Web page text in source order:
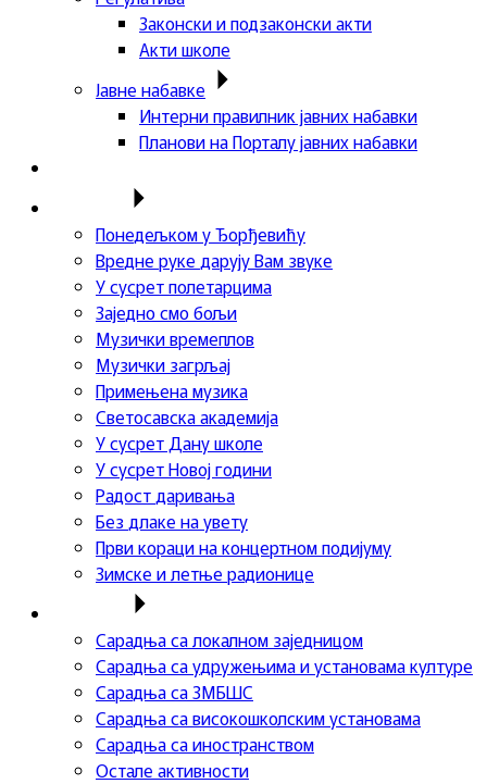
Законски и подзаконски акти
Акти школе
Јавне набавке
Интерни правилник јавних набавки
Планови на Порталу јавних набавки
Понедељком у Ђорђевићу
Вредне руке дарују Вам звуке
У сусрет полетарцима
Заједно смо бољи
Музички времеплов
Музички загрљај
Примењена музика
Светосавска академија
У сусрет Дану школе
У сусрет Новој години
Радост даривања
Без длаке на увету
Први кораци на концертном подијуму
Зимске и летње радионице
Сарадња са локалном заједницом
Сарадња са удружењима и установама културе
Сарадња са ЗМБШС
Сарадња са високошколским установама
Сарадња са иностранством
Остале активности